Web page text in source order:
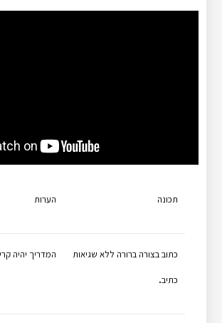
תכונה הערות
כתוב בצורה ברורה ללא שגיאות
כתיב.
המדריך יהיה